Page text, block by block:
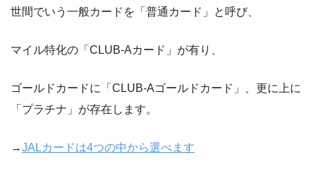
世間でいう一般カードを「普通カード」と呼び、
マイル特化の「CLUB-Aカード」が有り、
ゴールドカードに「CLUB-Aゴールドカード」、更に上に
「プラチナ」が存在します。
→JALカードは4つの中から選べます